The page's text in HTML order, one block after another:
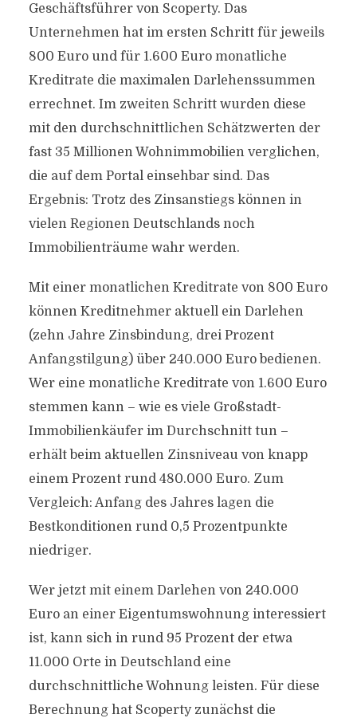
Geschäftsführer von Scoperty. Das
Unternehmen hat im ersten Schritt für jeweils
800 Euro und für 1.600 Euro monatliche
Kreditrate die maximalen Darlehenssummen
errechnet. Im zweiten Schritt wurden diese
mit den durchschnittlichen Schätzwerten der
fast 35 Millionen Wohnimmobilien verglichen,
die auf dem Portal einsehbar sind. Das
Ergebnis: Trotz des Zinsanstiegs können in
vielen Regionen Deutschlands noch
Immobilienträume wahr werden.
Mit einer monatlichen Kreditrate von 800 Euro
können Kreditnehmer aktuell ein Darlehen
(zehn Jahre Zinsbindung, drei Prozent
Anfangstilgung) über 240.000 Euro bedienen.
Wer eine monatliche Kreditrate von 1.600 Euro
stemmen kann – wie es viele Großstadt-
Immobilienkäufer im Durchschnitt tun –
erhält beim aktuellen Zinsniveau von knapp
einem Prozent rund 480.000 Euro. Zum
Vergleich: Anfang des Jahres lagen die
Bestkonditionen rund 0,5 Prozentpunkte
niedriger.
Wer jetzt mit einem Darlehen von 240.000
Euro an einer Eigentumswohnung interessiert
ist, kann sich in rund 95 Prozent der etwa
11.000 Orte in Deutschland eine
durchschnittliche Wohnung leisten. Für diese
Berechnung hat Scoperty zunächst die